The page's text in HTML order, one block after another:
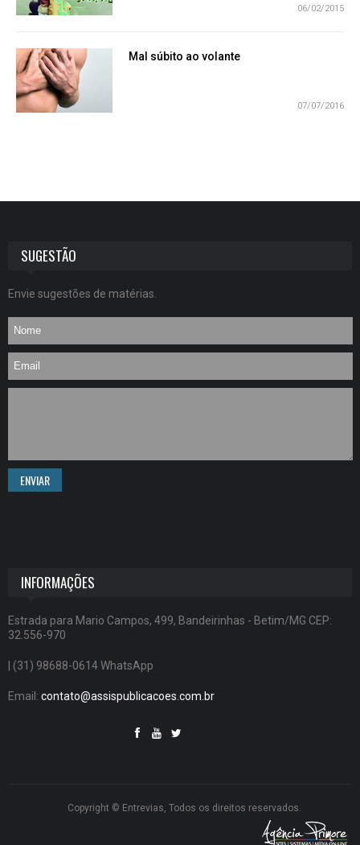
06/02/2015
Mal súbito ao volante
07/07/2016
SUGESTÃO
Envie sugestões de matérias.
ENVIAR
INFORMAÇÕES
Estrada para Mario Campos, 499, Bandeirinhas - Betim/MG CEP:
32.556-970
| (31) 98688-0614 WhatsApp
Email: contato@assispublicacoes.com.br
Copyright © Entrevias, Todos os direitos reservados.